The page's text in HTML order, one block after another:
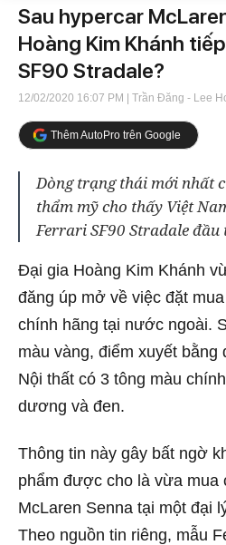
Sau hypercar
Hoàng Kim Khánh
SF90 Stradale?
12/02/2020 16:07 PM | Trần Đăng - Lee
Thêm AutoPro trên Google
Dòng trạng thái mới nhất
thẩm mỹ cho thấy Việt
Ferrari SF90 Stradale đầu
Đại gia Hoàng Kim Khánh
đăng úp mở về việc đặt
chính hãng tại nước ngoài.
màu vàng, điểm xuyết
Nội thất có 3 tông màu
dương và đen.
Thông tin này gây bất ngờ
phẩm được cho là vừa mua
McLaren Senna tại một đại
Theo nguồn tin riêng, mẫu